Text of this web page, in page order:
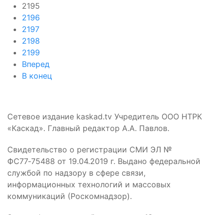
2195
2196
2197
2198
2199
Вперед
В конец
Сетевое издание kaskad.tv Учредитель ООО НТРК
«Каскад». Главный редактор А.А. Павлов.
Свидетельство о регистрации СМИ ЭЛ №
ФС77‑75488 от 19.04.2019 г. Выдано федеральной
службой по надзору в сфере связи,
информационных технологий и массовых
коммуникаций (Роскомнадзор).